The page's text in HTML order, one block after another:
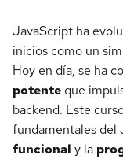
Detalles del
JavaScript ha
inicios como un
Hoy en día, se ha
potente que
backend. Este
fundamentales del
funcional y la